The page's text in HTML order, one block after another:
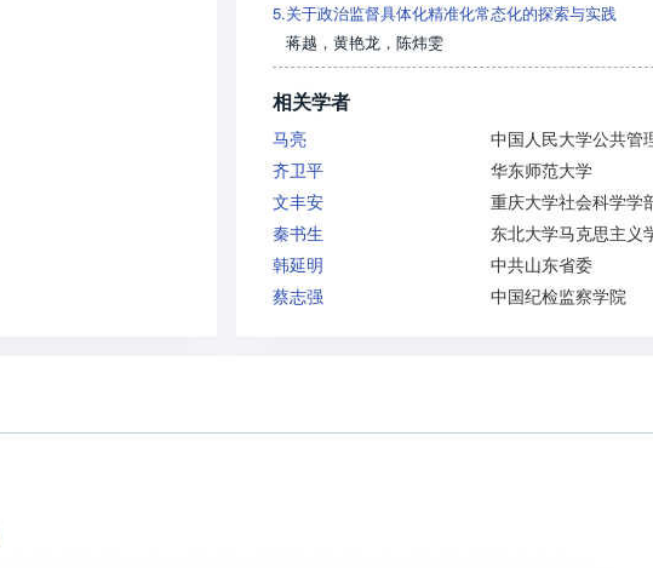
5.关于政治监督具体化精准化常态化的探索与实践
蒋越 ， 黄艳龙 ， 陈炜雯
相关学者
马亮
齐卫平
华东师范大学
文丰安
重庆大学社会科学学
秦书生
韩延明
中共山东省委
蔡志强
中国纪检监察学院